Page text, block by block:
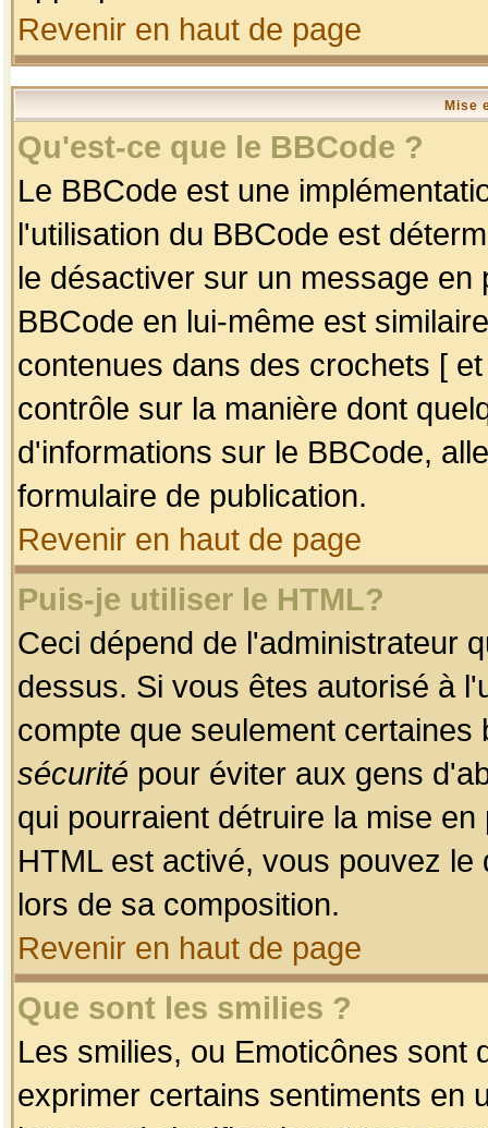
Revenir en haut de page
Mise
Qu'est-ce que le BBCode ?
Le BBCode est une
l'utilisation du BBCode est
le désactiver sur un message
BBCode en lui-même est
contenues dans des crochets [
contrôle sur la manière dont
d'informations sur le BBCode,
formulaire de publication.
Revenir en haut de page
Puis-je utiliser le HTML?
Ceci dépend de l'administrateur
dessus. Si vous êtes autorisé à
compte que seulement
sécurité pour éviter aux gens
qui pourraient détruire la mise
HTML est activé, vous pouvez
lors de sa composition.
Revenir en haut de page
Que sont les smilies ?
Les smilies, ou Emoticônes sont
exprimer certains sentiments en